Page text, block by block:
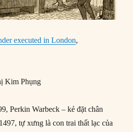
executed in London,
Kim Phụng
Perkin Warbeck – kẻ đặt chân
tự xưng là con trai thất lạc của